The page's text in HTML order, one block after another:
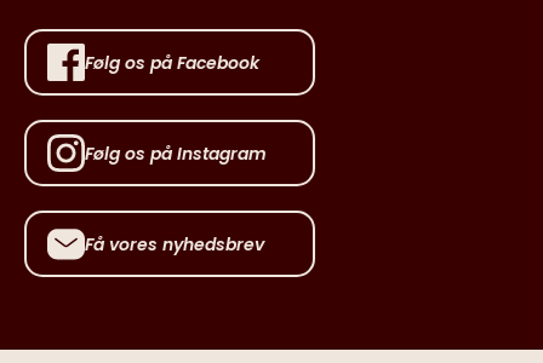
Følg os på Facebook
Følg os på Instagram
Få vores nyhedsbrev